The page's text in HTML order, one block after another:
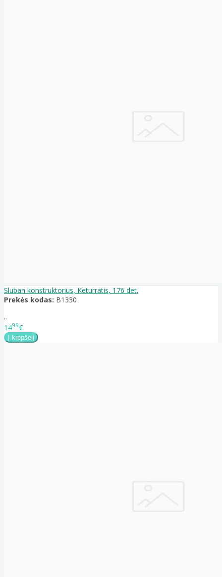
Sluban konstruktorius, Keturratis, 176 det.
Prekės kodas: B1330
..
1499€